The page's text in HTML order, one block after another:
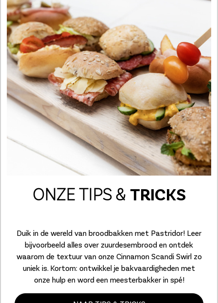
ONZE TIPS & TRICKS
Duik in de wereld van broodbakken met Pastridor! Leer
bijvoorbeeld alles over zuurdesembrood en ontdek
waarom de textuur van onze Cinnamon Scandi Swirl zo
uniek is. Kortom: ontwikkel je bakvaardigheden met
onze hulp en word een meesterbakker in spé!